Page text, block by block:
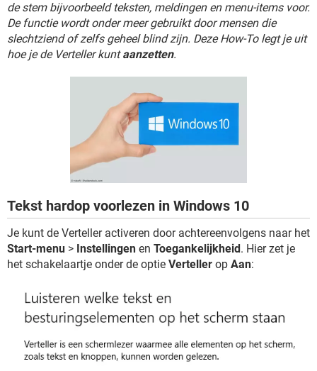
GRATIS SNAPCHAT
TIKTOK
NETFLIX CORONAVIRUS
GRATIS SNAPCHAT
de stem bijvoorbeeld teksten, meldingen en menu-items voor.
De functie wordt onder meer gebruikt door mensen die
slechtziend of zelfs geheel blind zijn. Deze How-To legt je uit
hoe je de Verteller kuntaanzetten.
Tekst hardop voorlezen in Windows 10
Je kunt de Verteller activeren door achtereenvolgens naar het
Start-menu > Instellingen en Toegankelijkheid. Hier zet je
het schakelaartje onder de optie Verteller op Aan: